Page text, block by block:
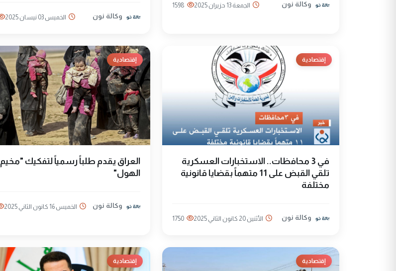
وكالة نون الجمعة 13 حزيران 2025 1598
وكالة نون الخميس 03 نيسان 2025
إقتصادية
في 3 محافظات.. الاستخبارات العسكرية
تلقي القبض على 11 متهماً بقضايا قانونية
مختلفة
وكالة نون الأثنين 20 كانون الثاني 2025 1750
إقتصادية
العراق يقدم طلباً رسمياً لتفكيك "مخيم
الهول"
وكالة نون الخميس 16 كانون الثاني 2025
إقتصادية إقتصادية